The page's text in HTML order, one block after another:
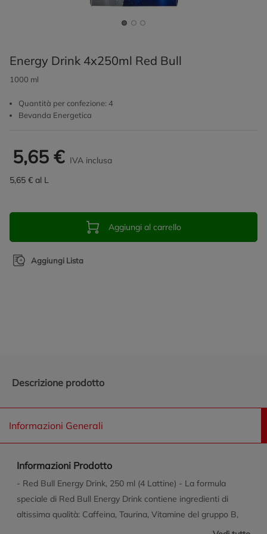
Energy Drink 4x250ml Red Bull
1000 ml
Quantità per confezione: 4
Bevanda Energetica
5,65 € IVA inclusa
5,65 € al L
Aggiungi al carrello
Aggiungi Lista
Descrizione prodotto
Informazioni Generali
Informazioni Prodotto
- Red Bull Energy Drink, 250 ml (4 Lattine) - La formula
speciale di Red Bull Energy Drink contiene ingredienti di
altissima qualità: Caffeina, Taurina, Vitamine del gruppo B,
Zuccheri e Acqua Alpina - Una lattina da 250 ml di Red Bull